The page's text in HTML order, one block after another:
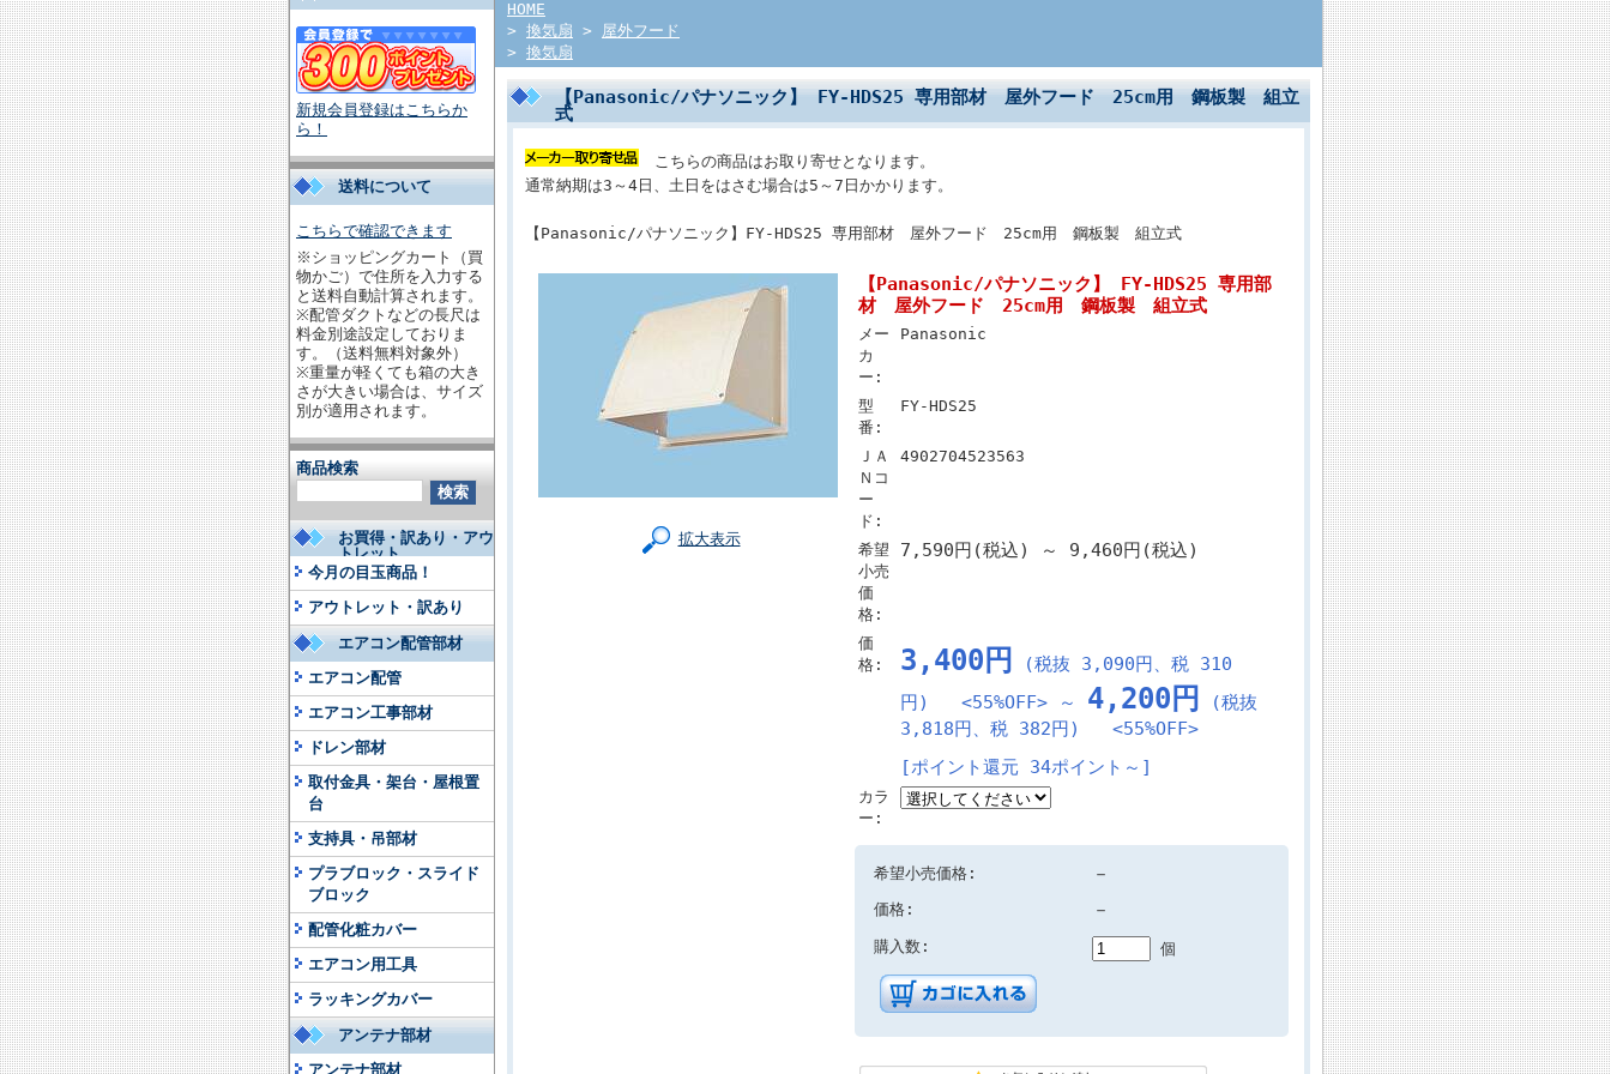
新規会員登録はこちらか
ら！
送料について
こちらで確認できます
※ショッピングカート（買
物かご）で住所を入力する
と送料自動計算されます。
※配管ダクトなどの長尺は
料金別途設定しておりま
す。（送料無料対象外）
※重量が軽くても箱の大き
さが大きい場合は、サイズ
別が適用されます。
商品検索
お買得・訳あり・アウ
トレット
今月の目玉商品！
アウトレット・訳あり
エアコン配管部材
エアコン配管
エアコン工事部材
ドレン部材
取付金具・架台・屋根置
台
支持具・吊部材
プラブロック・スライド
ブロック
配管化粧カバー
エアコン用工具
ラッキングカバー
アンテナ部材
アンテナ部材
HOME
> 換気扇 > 屋外フード
> 換気扇
【Panasonic/パナソニック】 FY-HDS25 専用部材 屋外フード 25cm用 鋼板製 組立
式
こちらの商品はお取り寄せとなります。
通常納期は3～4日、土日をはさむ場合は5～7日かかります。
【Panasonic/パナソニック】FY-HDS25 専用部材 屋外フード 25cm用 鋼板製 組立式
拡大表示
【Panasonic/パナソニック】 FY-HDS25 専用部
材 屋外フード 25cm用 鋼板製 組立式
メー
カ
ー:
Panasonic
型
番:
FY-HDS25
ＪＡ
Ｎコ
ー
ド:
4902704523563
希望
小売
価
格:
7,590円(税込) ～ 9,460円(税込)
価
格:
3,400円
(税抜 3,090円、税 310
円) <55%OFF>
～ 4,200円
(税抜
3,818円、税 382円) <55%OFF>
[ポイント還元 34ポイント～]
カラ
ー:
希望小売価格: －
価格: －
購入数: 個